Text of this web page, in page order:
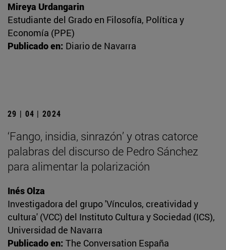
Mireya Urdangarin
Estudiante del Grado en Filosofía, Política y
Economía (PPE)
Publicado en: Diario de Navarra
29 | 04 | 2024
‘Fango, insidia, sinrazón’ y otras catorce
palabras del discurso de Pedro Sánchez
para alimentar la polarización
Inés Olza
Investigadora del grupo 'Vínculos, creatividad y
cultura' (VCC) del Instituto Cultura y Sociedad (ICS),
Universidad de Navarra
Publicado en: The Conversation España